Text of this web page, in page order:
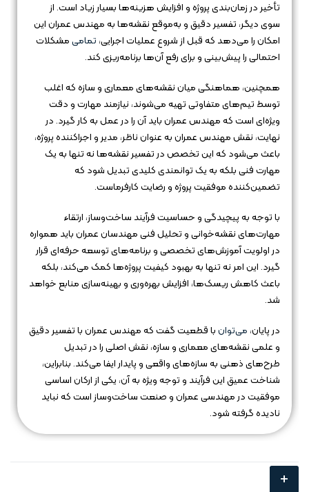
تأخیر در زمان‌بندی پروژه و افزایش هزینه‌ها بسیار زیاد است. از
سوی دیگر، تفسیر دقیق و به‌موقع نقشه‌ها به مهندس عمران این
امکان را می‌دهد که قبل از شروع عملیات اجرایی، تمامیمشکلات
احتمالی را پیش‌بینی و برای رفع آن‌ها برنامه‌ریزی کند.
همچنین، هماهنگی میان نقشه‌های معماری و سازه که اغلب
توسط تیم‌های متفاوتی تهیه می‌شوند، نیازمند مهارت و دقت
ویژه‌ای است که مهندس عمران باید آن را در عمل به کار گیرد. در
نهایت، نقش مهندس عمران به عنوان ناظر، مدیر و اجراکننده پروژه،
باعث می‌شود که این تخصص در تفسیر نقشه‌ها نه تنها به یک
مهارت فنی بلکه به یک توانمندی کلیدی تبدیل شود که
تضمین‌کننده موفقیت پروژه و رضایت کارفرماست.
با توجه به پیچیدگی و حساسیت فرآیند ساخت‌وساز، ارتقاء
مهارت‌های نقشه‌خوانی و تحلیل فنی مهندسان عمران باید همواره
در اولویت آموزش‌های تخصصی و برنامه‌های توسعه حرفه‌ای قرار
گیرد. این امر نه تنها به بهبود کیفیت پروژه‌ها کمک می‌کند، بلکه
باعث کاهش ریسک‌ها، افزایش بهره‌وری و بهینه‌سازی منابع خواهد
شد.
در پایان، می‌توانبا قطعیت گفت که مهندس عمران با تفسیر دقیق
و علمی نقشه‌های معماری و سازه، نقش اصلی را در تبدیل
طرح‌های ذهنی به سازه‌های واقعی و پایدار ایفا می‌کند. بنابراین،
شناخت عمیق این فرآیند و توجه ویژه به آن، یکی از ارکان اساسی
موفقیت در مهندسی عمران و صنعت ساخت‌وساز است که نباید
نادیده گرفته شود.
+